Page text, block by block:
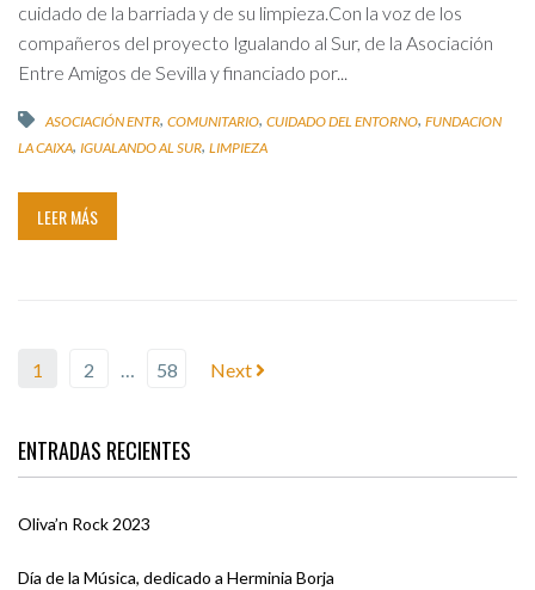
cuidado de la barriada y de su limpieza.Con la voz de los
compañeros del proyecto Igualando al Sur, de la Asociación
Entre Amigos de Sevilla y financiado por...
ASOCIACIÓN ENTR, COMUNITARIO, CUIDADO DEL ENTORNO, FUNDACION
LA CAIXA, IGUALANDO AL SUR, LIMPIEZA
LEER MÁS
1 2 … 58 Next
ENTRADAS RECIENTES
Oliva’n Rock 2023
Día de la Música, dedicado a Herminia Borja